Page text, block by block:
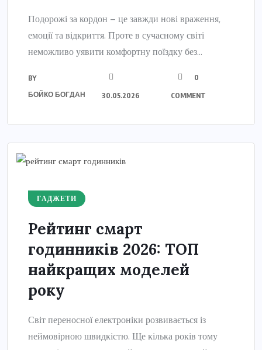
Подорожі за кордон – це завжди нові враження,
емоції та відкриття. Проте в сучасному світі
неможливо уявити комфортну поїздку без...
BY
БОЙКО БОГДАН
30.05.2026
0
COMMENT
ГАДЖЕТИ
Рейтинг смарт
годинників 2026: ТОП
найкращих моделей
року
Світ переносної електроніки розвивається із
неймовірною швидкістю. Ще кілька років тому